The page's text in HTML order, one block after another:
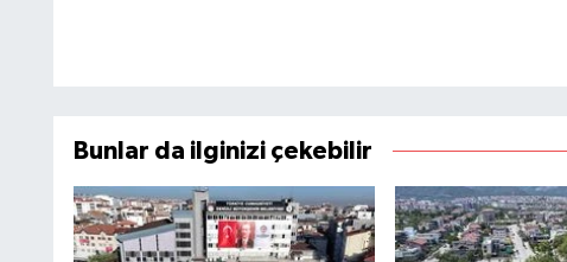
Bunlar da ilginizi çekebilir